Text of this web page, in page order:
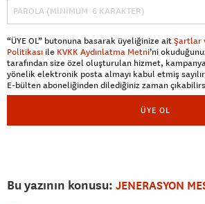
“ÜYE OL” butonuna basarak üyeliğinize aitŞartlar
Politikası ile KVKK Aydınlatma Metni’ni
tarafından size özel oluşturulan hizmet,
yönelik elektronik posta almayı kabul etmiş
E-bülten aboneliğinden dilediğiniz zaman
ÜYE OL
Bu yazının konusu: JENERASYON